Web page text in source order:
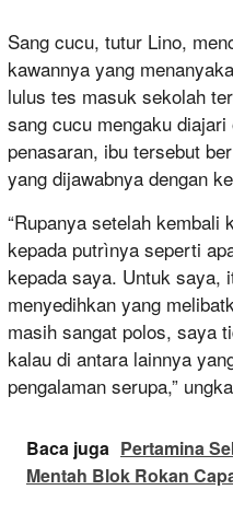
Sang cucu, tutur Lino,
kawannya yang
lulus tes masuk sekolah
sang cucu mengaku
penasaran, ibu tersebut
yang dijawabnya dengan
“Rupanya setelah kembali
kepada putrìnya seperti
kepada saya. Untuk saya,
menyedihkan yang
masih sangat polos, saya
kalau di antara lainnya
pengalaman serupa,”
Baca juga Pertamina
Mentah Blok Rokan